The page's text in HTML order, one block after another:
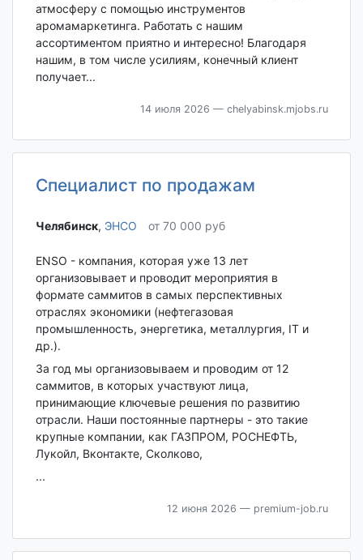
атмосферу с помощью инструментов
аромамаркетинга. Работать с нашим
ассортиментом приятно и интересно! Благодаря
нашим, в том числе усилиям, конечный клиент
получает...
14 июля 2026 — chelyabinsk.mjobs.ru
Специалист по продажам
Челябинск‎, ЭНСО от 70 000 руб
ENSO - компания, которая уже 13 лет
организовывает и проводит мероприятия в
формате саммитов в самых перспективных
отраслях экономики (нефтегазовая
промышленность, энергетика, металлургия, IT и
др.).
За год мы организовываем и проводим от 12
саммитов, в которых участвуют лица,
принимающие ключевые решения по развитию
отрасли. Наши постоянные партнеры - это такие
крупные компании, как ГАЗПРОМ, РОСНЕФТЬ,
Лукойл, Вконтакте, Сколково,
...
12 июня 2026 — premium-job.ru